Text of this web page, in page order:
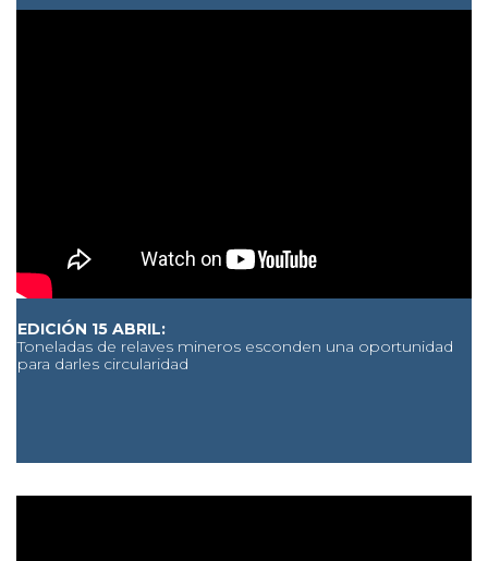
EDICIÓN 15 ABRIL:
Toneladas de relaves mineros esconden una oportunidad
para darles circularidad